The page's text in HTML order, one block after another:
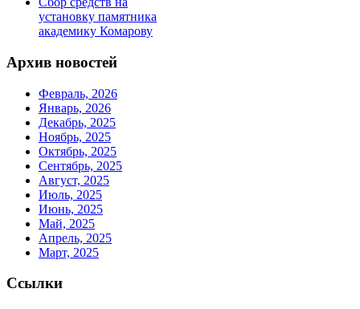
установку памятника
академику Комарову
Архив новостей
Февраль, 2026
Январь, 2026
Декабрь, 2025
Ноябрь, 2025
Октябрь, 2025
Сентябрь, 2025
Август, 2025
Июль, 2025
Июнь, 2025
Май, 2025
Апрель, 2025
Март, 2025
Ссылки